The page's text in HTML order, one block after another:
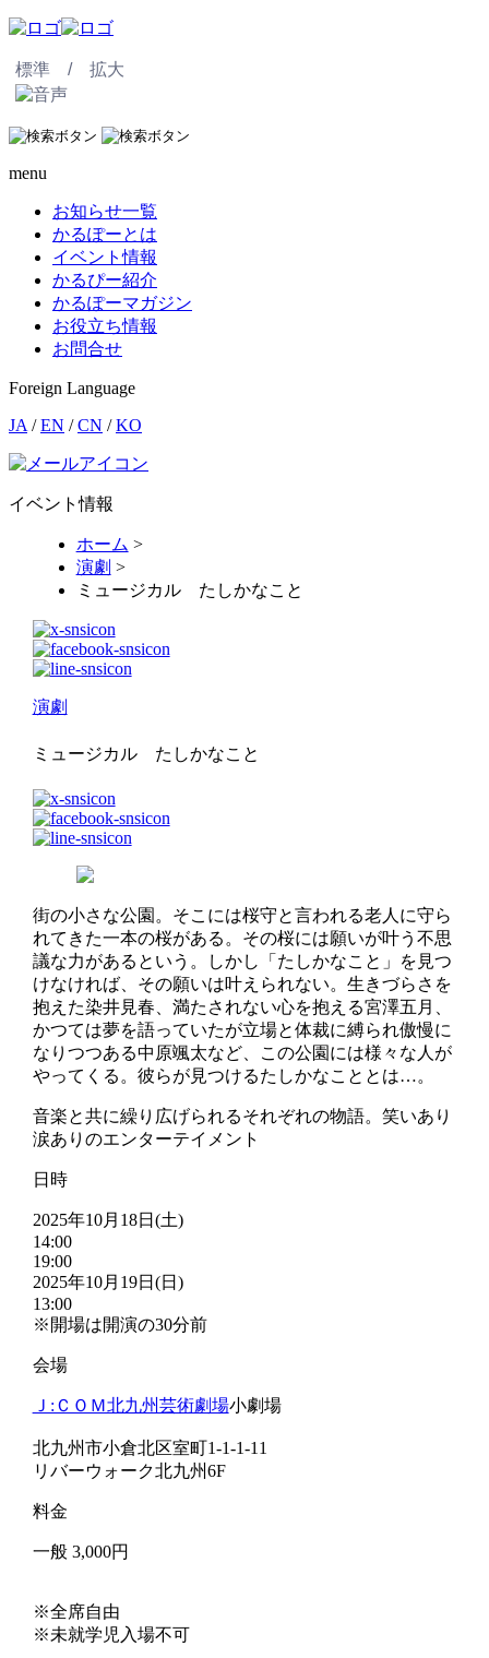
標準 / 拡大
menu
お知らせ一覧
かるぽーとは
イベント情報
かるぴー紹介
かるぽーマガジン
お役立ち情報
お問合せ
Foreign Language
JA /EN /CN /KO
イベント情報
ホーム >
演劇 >
ミュージカル たしかなこと
演劇
ミュージカル たしかなこと
街の小さな公園。そこには桜守と言われる老人に守ら
れてきた一本の桜がある。その桜には願いが叶う不思
議な力があるという。しかし「たしかなこと」を見つ
けなければ、その願いは叶えられない。生きづらさを
抱えた染井見春、満たされない心を抱える宮澤五月、
かつては夢を語っていたが立場と体裁に縛られ傲慢に
なりつつある中原颯太など、この公園には様々な人が
やってくる。彼らが見つけるたしかなこととは…。
音楽と共に繰り広げられるそれぞれの物語。笑いあり
涙ありのエンターテイメント
日時
2025年10月18日(土)
14:00
19:00
2025年10月19日(日)
13:00
※開場は開演の30分前
会場
Ｊ:ＣＯＭ北九州芸術劇場小劇場
北九州市小倉北区室町1-1-1-11
リバーウォーク北九州6F
料金
一般 3,000円
※全席自由
※未就学児入場不可